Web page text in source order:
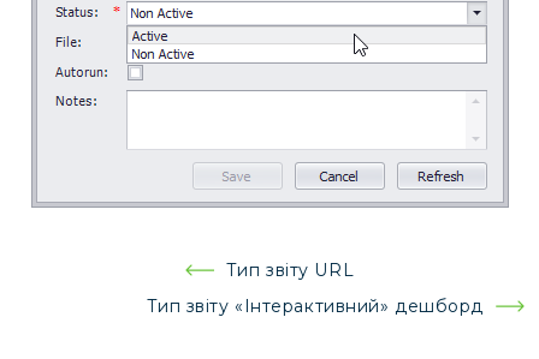
Тип звіту URL
Тип звіту «Інтерактивний» дешборд